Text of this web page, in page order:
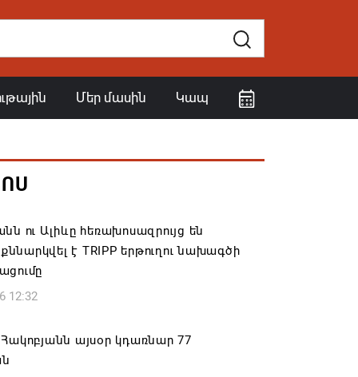
Մեր մասին Կապ
ու Ալիևը հեռախոսազրույց են
քննարկվել է TRIPP երթուղու նախագծի
12:32
այսօր կդառնար 77